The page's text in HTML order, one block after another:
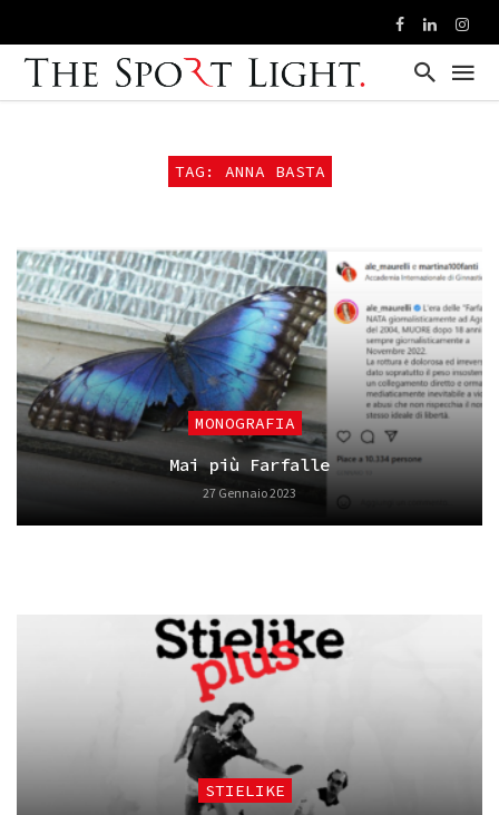
TAG: ANNA BASTA
MONOGRAFIA
Mai più Farfalle
27 Gennaio 2023
STIELIKE